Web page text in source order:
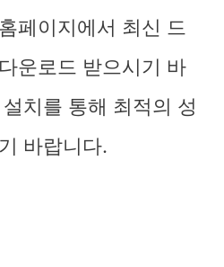
페이지에서 최신 드
운로드 받으시기 바
치를 통해 최적의 성
바랍니다.